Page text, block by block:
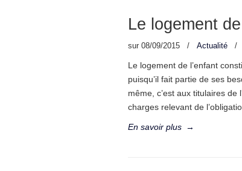
Le logement
sur 08/09/2015 / Actualité /
Le logement de l’enfant
puisqu’il fait partie de ses
même, c’est aux titulaires
charges relevant de
En savoir plus →